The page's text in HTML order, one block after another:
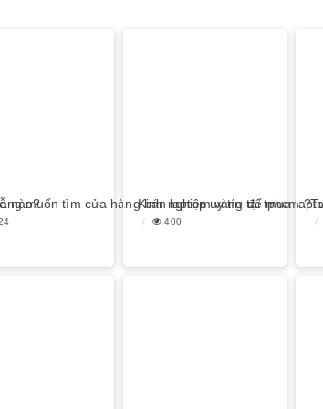
nào?muốn tìm cửa hàng bán laptop uy tín tại tphcm ?
Kinh nghiệm vàng để mua
400